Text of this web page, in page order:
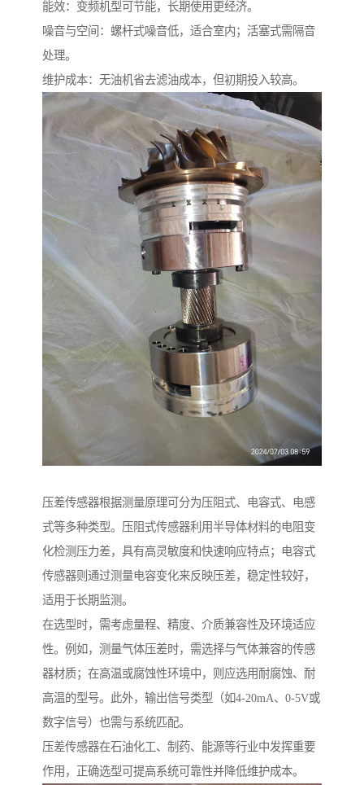
能效：变频机型可节能，长期使用更经济。
噪音与空间：螺杆式噪音低，适合室内；活塞式需隔音
处理。
维护成本：无油机省去滤油成本，但初期投入较高。
压差传感器根据测量原理可分为压阻式、电容式、电感
式等多种类型。压阻式传感器利用半导体材料的电阻变
化检测压力差，具有高灵敏度和快速响应特点；电容式
传感器则通过测量电容变化来反映压差，稳定性较好，
适用于长期监测。
在选型时，需考虑量程、精度、介质兼容性及环境适应
性。例如，测量气体压差时，需选择与气体兼容的传感
器材质；在高温或腐蚀性环境中，则应选用耐腐蚀、耐
高温的型号。此外，输出信号类型（如4-20mA、0-5V或
数字信号）也需与系统匹配。
压差传感器在石油化工、制药、能源等行业中发挥重要
作用，正确选型可提高系统可靠性并降低维护成本。